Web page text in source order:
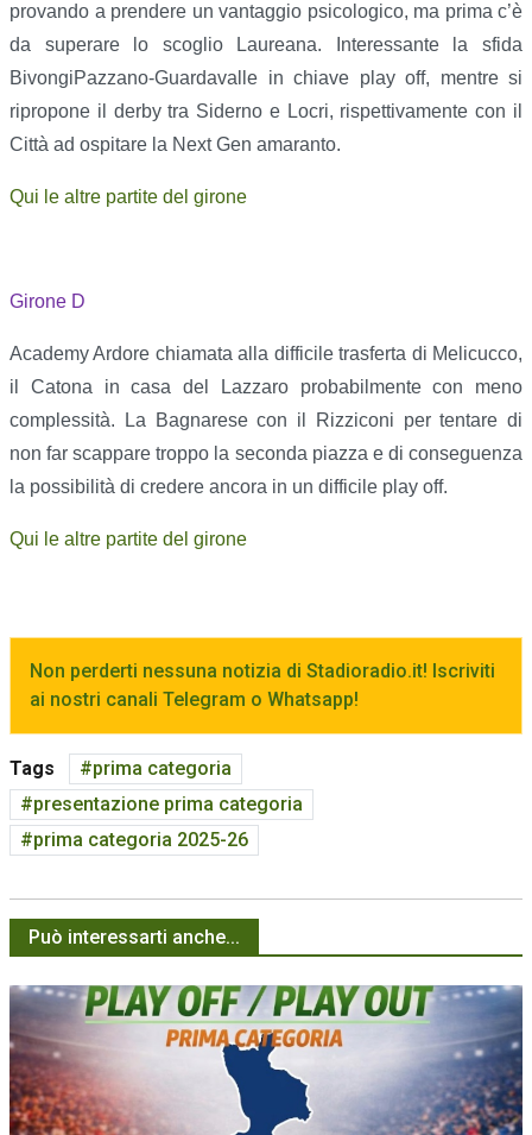
provando a prendere un vantaggio psicologico, ma prima c’è
da superare lo scoglio Laureana. Interessante la sfida
BivongiPazzano-Guardavalle in chiave play off, mentre si
ripropone il derby tra Siderno e Locri, rispettivamente con il
Città ad ospitare la Next Gen amaranto.
Qui le altre partite del girone
Girone D
Academy Ardore chiamata alla difficile trasferta di Melicucco,
il Catona in casa del Lazzaro probabilmente con meno
complessità. La Bagnarese con il Rizziconi per tentare di
non far scappare troppo la seconda piazza e di conseguenza
la possibilità di credere ancora in un difficile play off.
Qui le altre partite del girone
Non perderti nessuna notizia di Stadioradio.it! Iscriviti
ai nostri canali Telegram o Whatsapp!
Tags
prima categoria
presentazione prima categoria
prima categoria 2025-26
Può interessarti anche...